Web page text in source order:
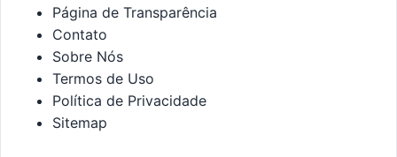
Página de Transparência
Contato
Sobre Nós
Termos de Uso
Política de Privacidade
Sitemap